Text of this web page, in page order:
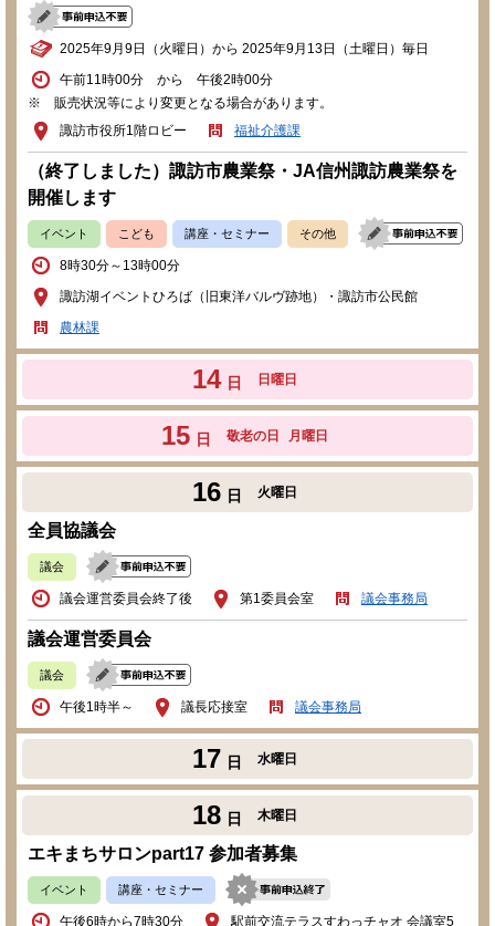
2025年9月9日（火曜日）から 2025年9月13日（土曜日）毎日
午前11時00分 から 午後2時00分
※ 販売状況等により変更となる場合があります。
諏訪市役所1階ロビー
福祉介護課
（終了しました）諏訪市農業祭・JA信州諏訪農業祭を
開催します
イベント こども 講座・セミナー その他
8時30分～13時00分
諏訪湖イベントひろば（旧東洋バルヴ跡地）・諏訪市公民館
農林課
14 日 日曜日
15 日 敬老の日 月曜日
16 日 火曜日
全員協議会
議会
議会運営委員会終了後 第1委員会室 議会事務局
議会運営委員会
議会
午後1時半～ 議長応接室 議会事務局
17 日 水曜日
18 日 木曜日
エキまちサロンpart17 参加者募集
イベント 講座・セミナー
午後6時から7時30分 駅前交流テラスすわっチャオ 会議室5